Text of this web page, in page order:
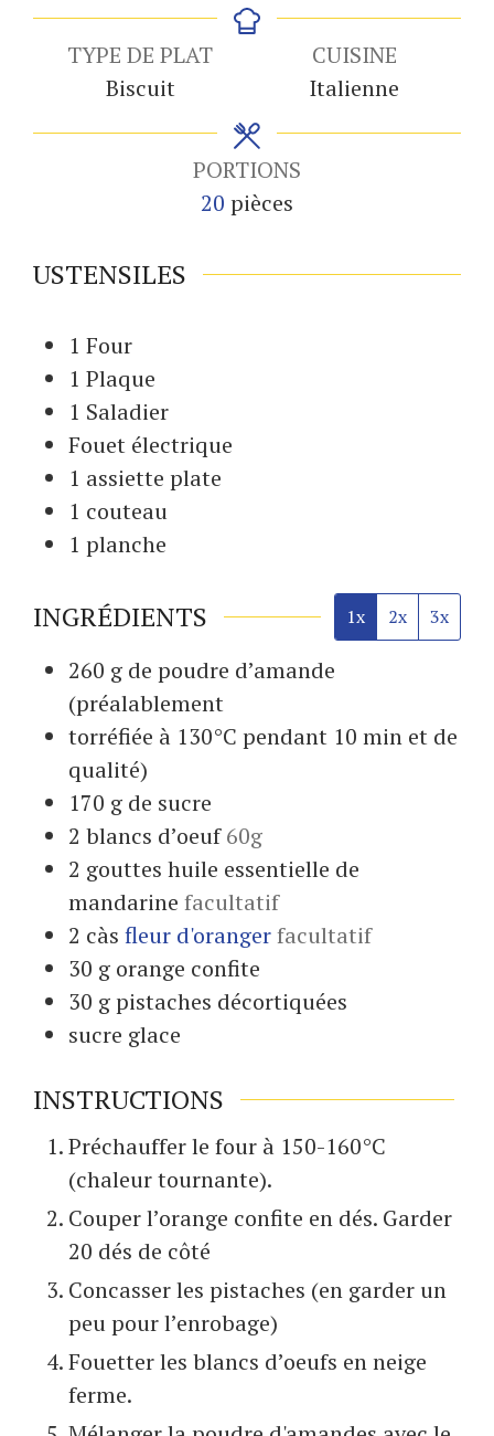
TYPE DE PLAT
Biscuit
CUISINE
Italienne
PORTIONS
20 pièces
USTENSILES
1 Four
1 Plaque
1 Saladier
Fouet électrique
1 assiette plate
1 couteau
1 planche
INGRÉDIENTS 1x 2x 3x
260 g de poudre d’amande
(préalablement
torréfiée à 130°C pendant 10 min et de
qualité)
170 g de sucre
2 blancs d’oeuf 60g
2 gouttes huile essentielle de
mandarine facultatif
2 càs fleur d'orangerfacultatif
30 g orange confite
30 gpistaches décortiquées
sucre glace
INSTRUCTIONS
Préchauffer le four à 150-160°C
(chaleur tournante).
Couper l’orange confite en dés. Garder
20 dés de côté
Concasser les pistaches (en garder un
peu pour l’enrobage)
Fouetter les blancs d’oeufs en neige
ferme.